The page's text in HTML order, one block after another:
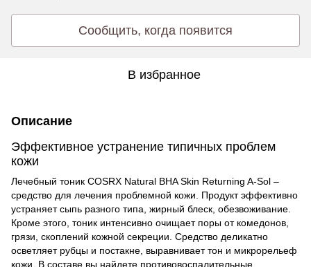
Сообщить, когда появится
В избранное
Описание
Эффективное устранение типичных проблем
кожи
Лечебный тоник COSRX Natural BHA Skin Returning A-Sol –
средство для лечения проблемной кожи. Продукт эффективно
устраняет сыпь разного типа, жирный блеск, обезвоживание.
Кроме этого, тоник интенсивно очищает поры от комедонов,
грязи, скоплений кожной секреции. Средство деликатно
осветляет рубцы и постакне, выравнивает тон и микрорельеф
кожи. В составе вы найдете противовоспалительные